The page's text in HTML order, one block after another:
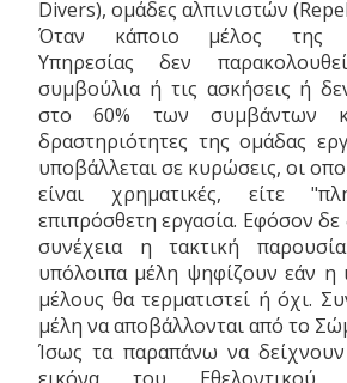
Divers), ομάδες αλπινιστών
Όταν κάποιο μέλος της
Υπηρεσίας δεν
συμβούλια ή τις ασκήσεις ή
στο 60% των συμβάντων
δραστηριότητες της ομάδας
υποβάλλεται σε κυρώσεις, οι
είναι χρηματικές, είτε
επιπρόσθετη εργασία. Εφόσον δε
συνέχεια η τακτική
υπόλοιπα μέλη ψηφίζουν εάν η
μέλους θα τερματιστεί ή όχι.
μέλη να αποβάλλονται από το
Ίσως τα παραπάνω να